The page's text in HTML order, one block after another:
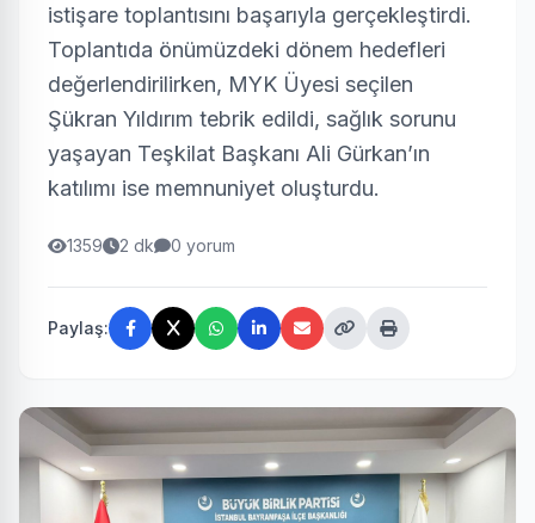
istişare toplantısını başarıyla gerçekleştirdi.
Toplantıda önümüzdeki dönem hedefleri
değerlendirilirken, MYK Üyesi seçilen
Şükran Yıldırım tebrik edildi, sağlık sorunu
yaşayan Teşkilat Başkanı Ali Gürkan’ın
katılımı ise memnuniyet oluşturdu.
1359 2 dk 0 yorum
Paylaş: